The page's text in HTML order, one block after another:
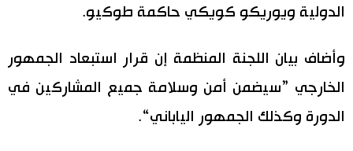
الدولية ويوريكو كويكي حاكمة طوكيو.
وأضاف بيان اللجنة المنظمة إن قرار استبعاد الجمهور
الخارجي ”سيضمن أمن وسلامة جميع المشاركين في
الدورة وكذلك الجمهور الياباني“.